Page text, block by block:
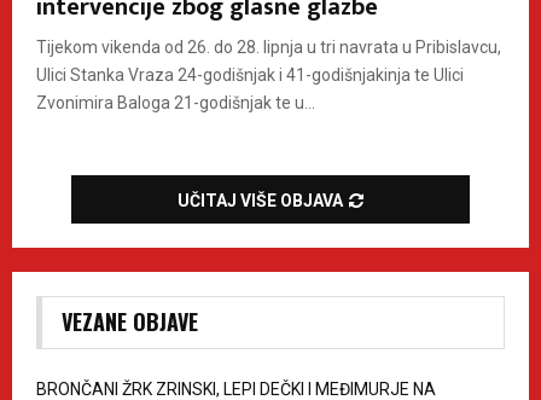
Tijekom vikenda od 26. do 28. lipnja u tri navrata u Pribislavcu,
Ulici Stanka Vraza 24-godišnjak i 41-godišnjakinja te Ulici
Zvonimira Baloga 21-godišnjak te u...
UČITAJ VIŠE OBJAVA
VEZANE OBJAVE
BRONČANI ŽRK ZRINSKI, LEPI DEČKI I MEĐIMURJE NA